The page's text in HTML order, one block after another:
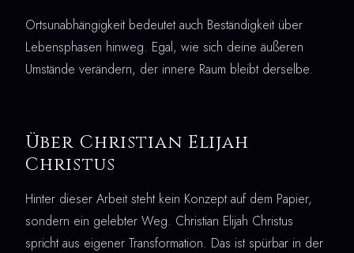
Ortsunabhängigkeit bedeutet auch Beständigkeit über
Lebensphasen hinweg. Egal, wie sich deine äußeren
Umstände verändern, der innere Raum bleibt derselbe.
Über Christian Elijah
Christus
Hinter dieser Arbeit steht kein Konzept auf dem Papier,
sondern ein gelebter Weg. Christian Elijah Christus
spricht aus eigener Transformation. Das ist spürbar in der